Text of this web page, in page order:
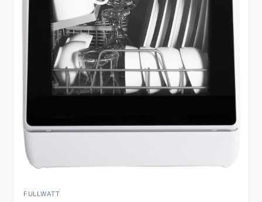
FULLWATT